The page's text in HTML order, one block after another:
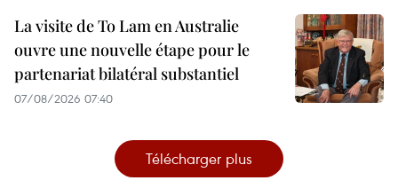
La visite de To Lam en Australie
ouvre une nouvelle étape pour le
partenariat bilatéral substantiel
07/08/2026 07:40
Télécharger plus